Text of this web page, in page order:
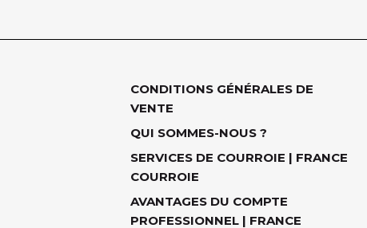
CONDITIONS GÉNÉRALES DE
VENTE
QUI SOMMES-NOUS ?
SERVICES DE COURROIE | FRANCE
COURROIE
AVANTAGES DU COMPTE
PROFESSIONNEL | FRANCE